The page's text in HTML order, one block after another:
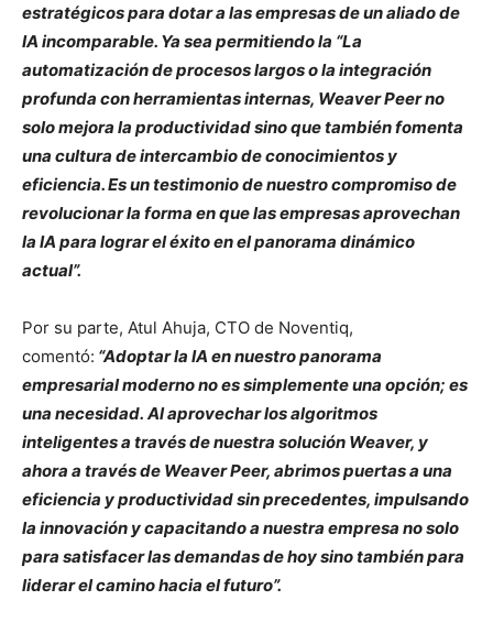
estratégicos para dotar a las empresas de un aliado de
IA incomparable. Ya sea permitiendo la “La
automatización de procesos largos o la integración
profunda con herramientas internas, Weaver Peer no
solo mejora la productividad sino que también fomenta
una cultura de intercambio de conocimientos y
eficiencia. Es un testimonio de nuestro compromiso de
revolucionar la forma en que las empresas aprovechan
la IA para lograr el éxito en el panorama dinámico
actual”.
Por su parte, Atul Ahuja, CTO de Noventiq,
comentó: “Adoptar la IA en nuestro panorama
empresarial moderno no es simplemente una opción; es
una necesidad. Al aprovechar los algoritmos
inteligentes a través de nuestra solución Weaver, y
ahora a través de Weaver Peer, abrimos puertas a una
eficiencia y productividad sin precedentes, impulsando
la innovación y capacitando a nuestra empresa no solo
para satisfacer las demandas de hoy sino también para
liderar el camino hacia el futuro”.